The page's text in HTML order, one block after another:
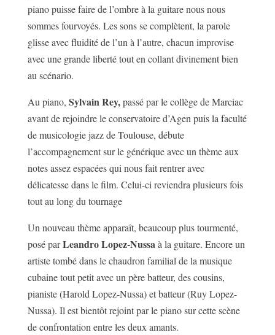
piano puisse faire de l’ombre à la guitare nous nous
sommes fourvoyés. Les sons se complètent, la parole
glisse avec fluidité de l’un à l’autre, chacun improvise
avec une grande liberté tout en collant divinement bien
au scénario.
Au piano, Sylvain Rey,passé par le collège de Marciac
avant de rejoindre le conservatoire d’Agen puis la faculté
de musicologie jazz de Toulouse, débute
l’accompagnement sur le générique avec un thème aux
notes assez espacées qui nous fait rentrer avec
délicatesse dans le film. Celui-ci reviendra plusieurs fois
tout au long du tournage
Un nouveau thème apparaît, beaucoup plus tourmenté,
posé parLeandro Lopez-Nussaà la guitare. Encore un
artiste tombé dans le chaudron familial de la musique
cubaine tout petit avec un père batteur, des cousins,
pianiste (Harold Lopez-Nussa) et batteur (Ruy Lopez-
Nussa). Il est bientôt rejoint par le piano sur cette scène
de confrontation entre les deux amants.